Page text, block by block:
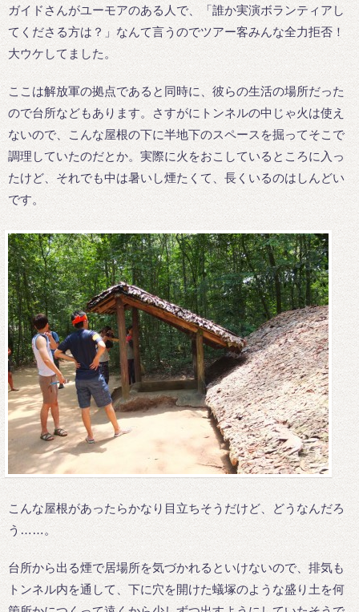
ガイドさんがユーモアのある人で、「誰か実演ボランティアし
てくださる方は？」なんて言うのでツアー客みんな全力拒否！
大ウケしてました。
ここは解放軍の拠点であると同時に、彼らの生活の場所だった
ので台所などもあります。さすがにトンネルの中じゃ火は使え
ないので、こんな屋根の下に半地下のスペースを掘ってそこで
調理していたのだとか。実際に火をおこしているところに入っ
たけど、それでも中は暑いし煙たくて、長くいるのはしんどい
です。
こんな屋根があったらかなり目立ちそうだけど、どうなんだろ
う……。
台所から出る煙で居場所を気づかれるといけないので、排気も
トンネル内を通して、下に穴を開けた蟻塚のような盛り土を何